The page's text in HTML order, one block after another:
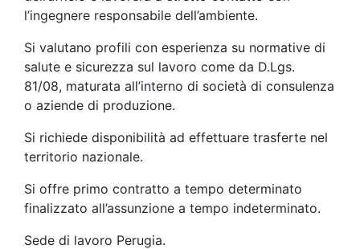
l’ingegnere responsabile dell’ambiente.
Si valutano profili con esperienza su normative di
salute e sicurezza sul lavoro come da D.Lgs.
81/08, maturata all’interno di società di consulenza
o aziende di produzione.
Si richiede disponibilità ad effettuare trasferte nel
territorio nazionale.
Si offre primo contratto a tempo determinato
finalizzato all’assunzione a tempo indeterminato.
Sede di lavoro Perugia.